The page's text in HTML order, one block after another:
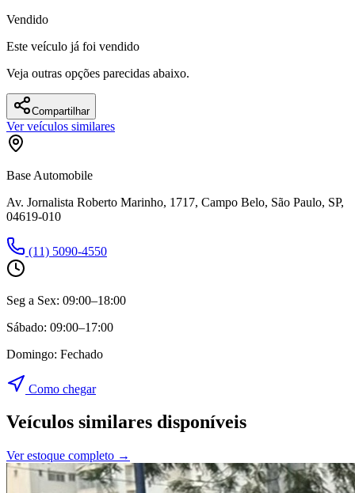
Vendido
Este veículo já foi vendido
Veja outras opções parecidas abaixo.
Compartilhar
Ver veículos similares
Base Automobile
Av. Jornalista Roberto Marinho, 1717, Campo Belo, São Paulo, SP,
04619-010
(11) 5090-4550
Seg a Sex: 09:00–18:00
Sábado: 09:00–17:00
Domingo: Fechado
Como chegar
Veículos similares disponíveis
Ver estoque completo →